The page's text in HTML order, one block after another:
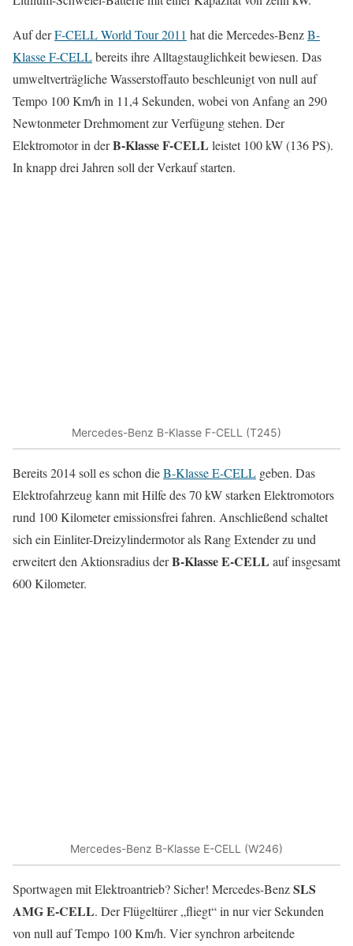
Auf derF-CELL World Tour 2011 hat die Mercedes-BenzB-
Klasse F-CELLbereits ihre Alltagstauglichkeit bewiesen. Das
umweltverträgliche Wasserstoffauto beschleunigt von null auf
Tempo 100 Km/h in 11,4 Sekunden, wobei von Anfang an 290
Newtonmeter Drehmoment zur Verfügung stehen. Der
Elektromotor in derB-Klasse F-CELL leistet 100 kW (136 PS).
In knapp drei Jahren soll der Verkauf starten.
Mercedes-Benz B-Klasse F-CELL (T245)
Bereits 2014 soll es schon dieB-Klasse E-CELL geben. Das
Elektrofahrzeug kann mit Hilfe des 70 kW starken Elektromotors
rund 100 Kilometer emissionsfrei fahren. Anschließend schaltet
sich ein Einliter-Dreizylindermotor als Rang Extender zu und
erweitert den Aktionsradius derB-Klasse E-CELL auf insgesamt
600 Kilometer.
Mercedes-Benz B-Klasse E-CELL (W246)
Sportwagen mit Elektroantrieb? Sicher! Mercedes-BenzSLS
AMG E-CELL. Der Flügeltürer „fliegt“ in nur vier Sekunden
von null auf Tempo 100 Km/h. Vier synchron arbeitende